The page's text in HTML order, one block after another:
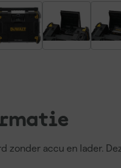
zonder accu en lader.